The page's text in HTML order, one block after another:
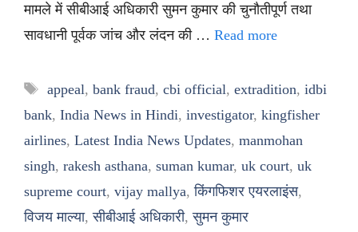
मामले में सीबीआई अधिकारी सुमन कुमार की चुनौतीपूर्ण तथा
सावधानी पूर्वक जांच और लंदन की … Read more
Tags
appeal, bank fraud, cbi official, extradition, idbi
bank, India News in Hindi, investigator, kingfisher
airlines, Latest India News Updates, manmohan
singh, rakesh asthana, suman kumar, uk court, uk
supreme court, vijay mallya,किंगफिशर एयरलाइंस,
विजय माल्या,सीबीआई अधिकारी,सुमन कुमार